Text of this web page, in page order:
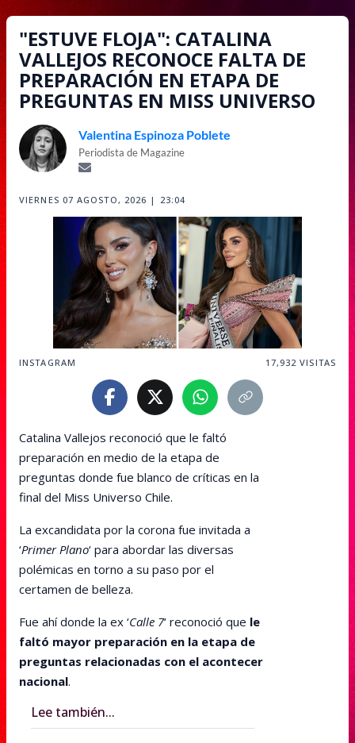
"ESTUVE FLOJA": CATALINA
VALLEJOS RECONOCE FALTA DE
PREPARACIÓN EN ETAPA DE
PREGUNTAS EN MISS UNIVERSO
Valentina Espinoza Poblete
Periodista de Magazine
VIERNES 07 AGOSTO, 2026 | 23:04
INSTAGRAM 17,932 VISITAS
Catalina Vallejos reconoció que le faltó
preparación en medio de la etapa de
preguntas donde fue blanco de críticas en la
final del Miss Universo Chile.
La excandidata por la corona fue invitada a
‘Primer Plano‘ para abordar las diversas
polémicas en torno a su paso por el
certamen de belleza.
Fue ahí donde la ex ‘Calle 7‘ reconoció que le
faltó mayor preparación en la etapa de
preguntas relacionadas con el acontecer
nacional.
Lee también...